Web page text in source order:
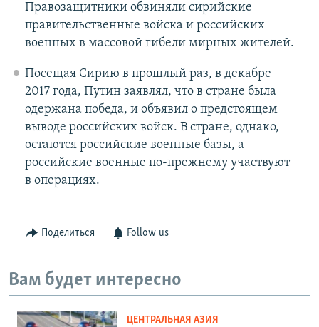
Правозащитники обвиняли сирийские
правительственные войска и российских
военных в массовой гибели мирных жителей.
Посещая Сирию в прошлый раз, в декабре
2017 года, Путин заявлял, что в стране была
одержана победа, и объявил о предстоящем
выводе российских войск. В стране, однако,
остаются российские военные базы, а
российские военные по-прежнему участвуют
в операциях.
Поделиться Follow us
Вам будет интересно
ЦЕНТРАЛЬНАЯ АЗИЯ